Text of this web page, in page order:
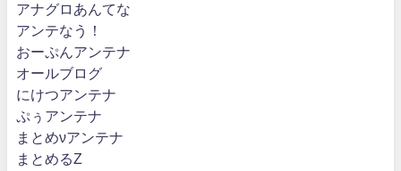
アナグロあんてな
アンテなう！
おーぷんアンテナ
オールブログ
にけつアンテナ
ぷぅアンテナ
まとめνアンテナ
まとめるZ